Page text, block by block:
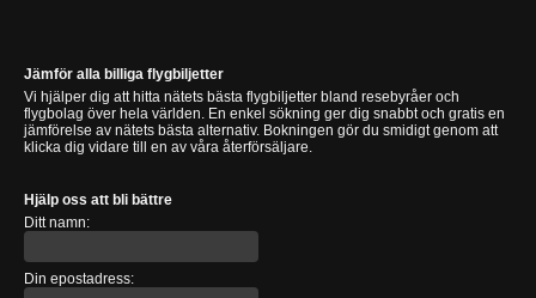
Jämför alla billiga flygbiljetter
Vi hjälper dig att hitta nätets bästa flygbiljetter bland resebyråer och
flygbolag över hela världen. En enkel sökning ger dig snabbt och gratis en
jämförelse av nätets bästa alternativ. Bokningen gör du smidigt genom att
klicka dig vidare till en av våra återförsäljare.
Hjälp oss att bli bättre
Ditt namn:
Din epostadress: